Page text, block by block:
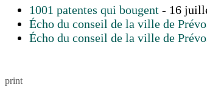
1001 patentes qui bougent - 16
Écho du conseil de la ville de
Écho du conseil de la ville de
print